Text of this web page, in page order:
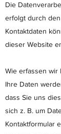
Die
erfolgt durch
Kontaktdaten
dieser Website
Wie erfassen wir
Ihre Daten
dass Sie uns
sich z. B. um
Kontaktformular